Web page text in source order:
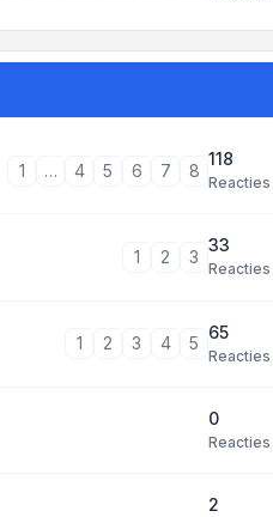
1 … 4 5 6 7 8
118
Reacties
1 2 3
33
Reacties
1 2 3 4 5
65
Reacties
0
Reacties
2